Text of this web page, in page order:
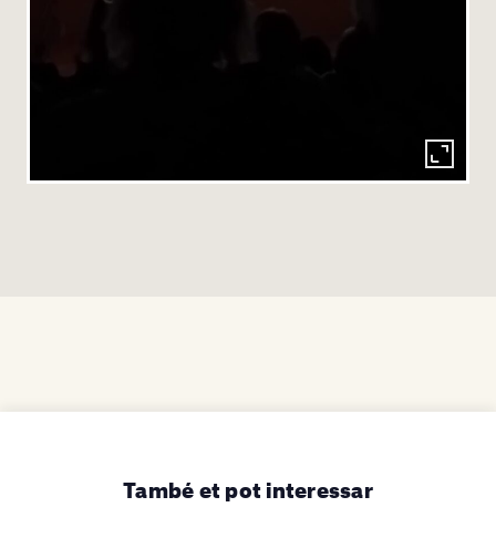
També et pot interessar